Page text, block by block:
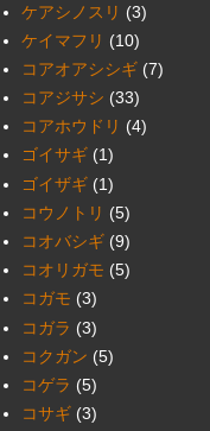
ケアシノスリ (3)
ケイマフリ (10)
コアオアシシギ (7)
コアジサシ (33)
コアホウドリ (4)
ゴイサギ (1)
ゴイザギ (1)
コウノトリ (5)
コオバシギ (9)
コオリガモ (5)
コガモ (3)
コガラ (3)
コクガン (5)
コゲラ (5)
コサギ (3)